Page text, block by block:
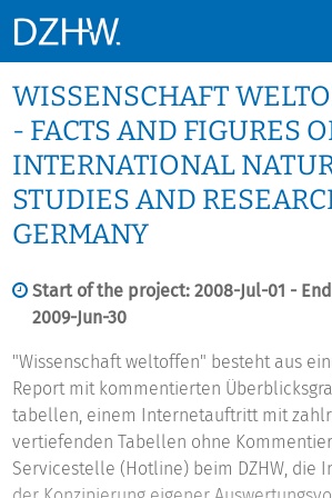
WISSENSCHAFT
- FACTS AND FIGURES
INTERNATIONAL
STUDIES AND
GERMANY
Start of the project: 2008-Jul-01 -
2009-Jun-30
"Wissenschaft weltoffen" besteht aus
Report mit kommentierten
tabellen, einem Internetauftritt mit
vertiefenden Tabellen ohne
Servicestelle (Hotline) beim DZHW, die